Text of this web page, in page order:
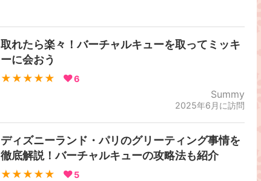
取れたら楽々！バーチャルキューを取ってミッキ
ーに会おう
★★★★★ 6
Summy
2025年6月に訪問
ディズニーランド・パリのグリーティング事情を
徹底解説！バーチャルキューの攻略法も紹介
★★★★★ 5